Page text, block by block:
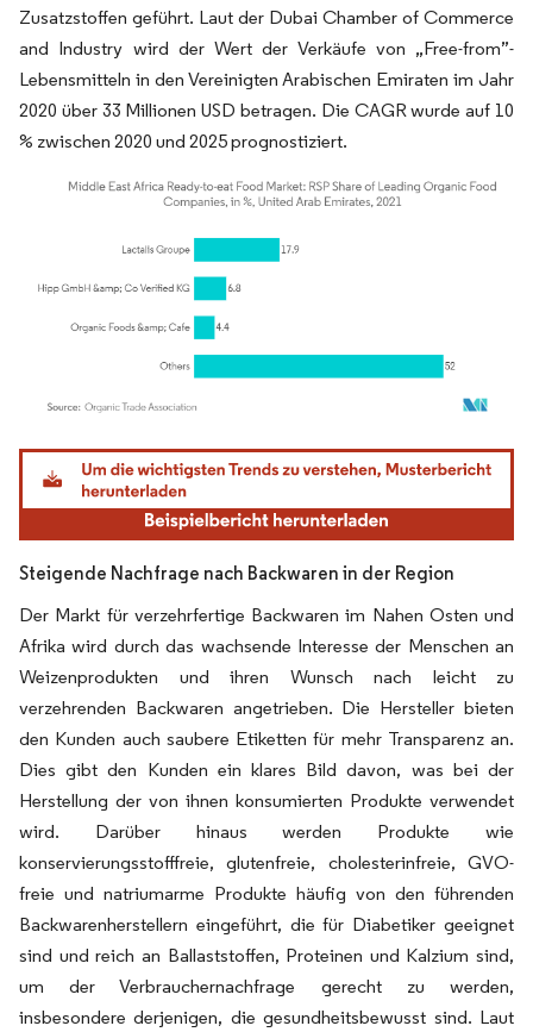
Zusatzstoffen geführt. Laut der Dubai Chamber of Commerce
and Industry wird der Wert der Verkäufe von „Free-from”-
Lebensmitteln in den Vereinigten Arabischen Emiraten im Jahr
2020 über 33 Millionen USD betragen. Die CAGR wurde auf 10
% zwischen 2020 und 2025 prognostiziert.
Bild © Mordor Intelligence. Wiederverwendung erfordert Namensnennung gemäß
Steigende Nachfrage nach Backwaren in der Region
Der Markt für verzehrfertige Backwaren im Nahen Osten und
Afrika wird durch das wachsende Interesse der Menschen an
Weizenprodukten und ihren Wunsch nach leicht zu
verzehrenden Backwaren angetrieben. Die Hersteller bieten
den Kunden auch saubere Etiketten für mehr Transparenz an.
Dies gibt den Kunden ein klares Bild davon, was bei der
Herstellung der von ihnen konsumierten Produkte verwendet
wird. Darüber hinaus werden Produkte wie
konservierungsstofffreie, glutenfreie, cholesterinfreie, GVO-
freie und natriumarme Produkte häufig von den führenden
Backwarenherstellern eingeführt, die für Diabetiker geeignet
sind und reich an Ballaststoffen, Proteinen und Kalzium sind,
um der Verbrauchernachfrage gerecht zu werden,
insbesondere derjenigen, die gesundheitsbewusst sind. Laut